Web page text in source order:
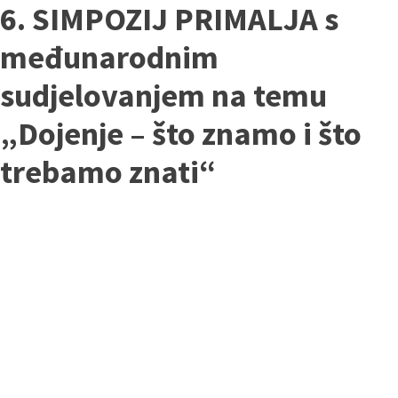
6. SIMPOZIJ PRIMALJA s
međunarodnim
sudjelovanjem na temu
„Dojenje – što znamo i što
trebamo znati“